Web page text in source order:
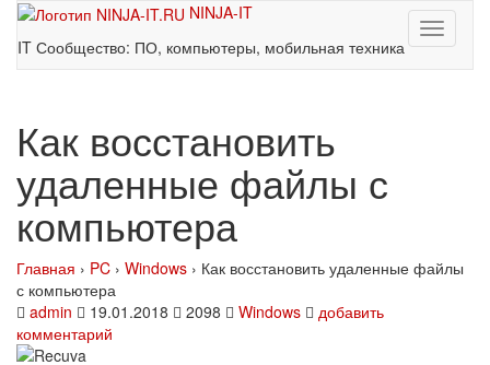
Toggle
NINJA-IT
IT Сообщество: ПО, компьютеры, мобильная техника
Как восстановить
удаленные файлы с
компьютера
Главная › PC › Windows › Как восстановить удаленные файлы
с компьютера
admin
19.01.2018 2098 Windows
добавить
комментарий